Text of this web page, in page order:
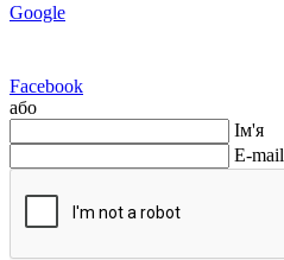
Google
Facebook
або
Ім'я
E-mail